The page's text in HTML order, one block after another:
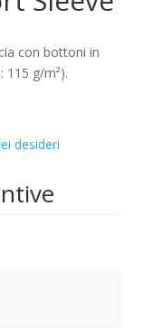
con bottoni in
115 g/m²).
desideri